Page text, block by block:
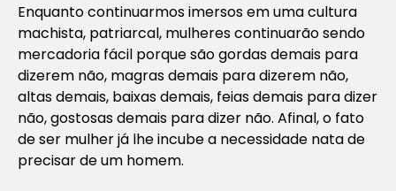
Enquanto continuarmos imersos em uma cultura
machista, patriarcal, mulheres continuarão sendo
mercadoria fácil porque são gordas demais para
dizerem não, magras demais para dizerem não,
altas demais, baixas demais, feias demais para dizer
não, gostosas demais para dizer não. Afinal, o fato
de ser mulher já lhe incube a necessidade nata de
precisar de um homem.